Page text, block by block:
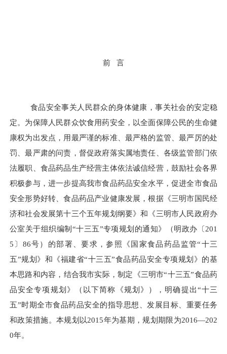
前 言
食品安全事关人民群众的身体健康，事关社会的安定稳
定。为保障人民群众饮食用药安全，以全面保障公民的生命健
康权为出发点，用最严谨的标准、最严格的监管、最严厉的处
罚、最严肃的问责，督促政府落实属地责任、各级监管部门依
法履职、食品药品生产经营主体依法诚信经营，鼓励社会各界
积极参与，进一步提高我市食品药品安全水平，促进全市食品
安全形势好转、食品药品产业健康发展，根据《三明市国民经
济和社会发展第十三个五年规划纲要》和《三明市人民政府办
公室关于组织编制“十三五”专项规划的通知》（明政办〔201
5 〕 86号）的部署、要求，参照《国家食品药品监管“十三
五”规划》和《福建省“十三五”食品药品安全专项规划》的基
本思路和内容，结合我市实际，制定《三明市“十三五”食品药
品安全专项规划》（以下简称《规划》），明确提出“十三
五”时期全市食品药品安全的指导思想、发展目标、重要任务
和政策措施。本规划以2015年为基期，规划期限为2016—202
0年。